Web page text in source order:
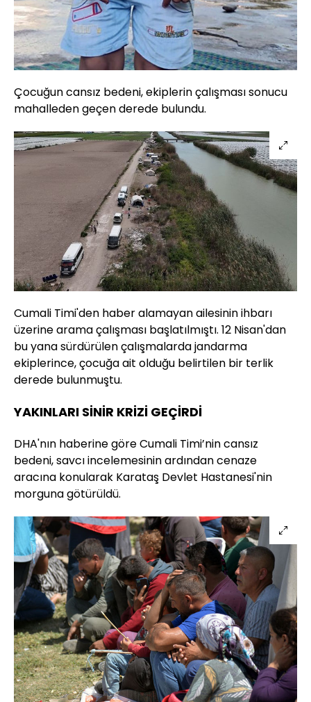
Çocuğun cansız bedeni, ekiplerin çalışması sonucu
mahalleden geçen derede bulundu.
Cumali Timi'den haber alamayan ailesinin ihbarı
üzerine arama çalışması başlatılmıştı. 12 Nisan'dan
bu yana sürdürülen çalışmalarda jandarma
ekiplerince, çocuğa ait olduğu belirtilen bir terlik
derede bulunmuştu.
YAKINLARI SİNİR KRİZİ GEÇİRDİ
DHA'nın haberine göre Cumali Timi’nin cansız
bedeni, savcı incelemesinin ardından cenaze
aracına konularak Karataş Devlet Hastanesi'nin
morguna götürüldü.